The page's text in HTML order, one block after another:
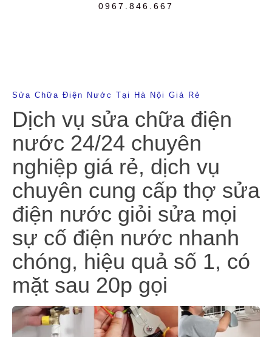
0967.846.667
Sửa Chữa Điện Nước Tại Hà Nội Giá Rẻ
Dịch vụ sửa chữa điện
nước 24/24 chuyên
nghiệp giá rẻ, dịch vụ
chuyên cung cấp thợ sửa
điện nước giỏi sửa mọi
sự cố điện nước nhanh
chóng, hiệu quả số 1, có
mặt sau 20p gọi